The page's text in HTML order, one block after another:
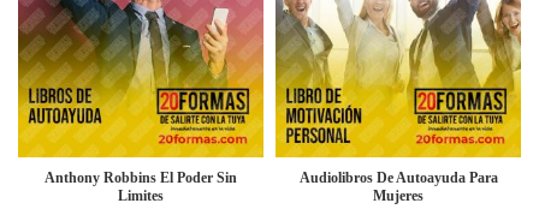
Anthony Robbins El Poder Sin
Limites
Audiolibros De Autoayuda Para
Mujeres